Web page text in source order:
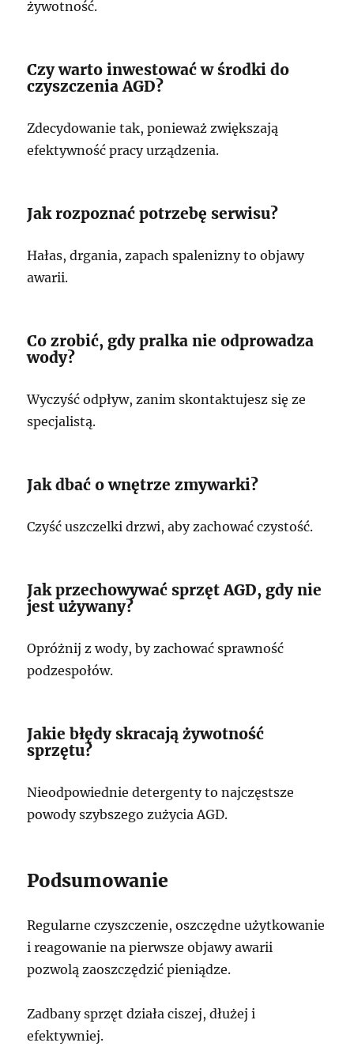
żywotność.
Czy warto inwestować w środki do
czyszczenia AGD?
Zdecydowanie tak, ponieważ zwiększają
efektywność pracy urządzenia.
Jak rozpoznać potrzebę serwisu?
Hałas, drgania, zapach spalenizny to objawy
awarii.
Co zrobić, gdy pralka nie odprowadza
wody?
Wyczyść odpływ, zanim skontaktujesz się ze
specjalistą.
Jak dbać o wnętrze zmywarki?
Czyść uszczelki drzwi, aby zachować czystość.
Jak przechowywać sprzęt AGD, gdy nie
jest używany?
Opróżnij z wody, by zachować sprawność
podzespołów.
Jakie błędy skracają żywotność
sprzętu?
Nieodpowiednie detergenty to najczęstsze
powody szybszego zużycia AGD.
Podsumowanie
Regularne czyszczenie, oszczędne użytkowanie
i reagowanie na pierwsze objawy awarii
pozwolą zaoszczędzić pieniądze.
Zadbany sprzęt działa ciszej, dłużej i
efektywniej.